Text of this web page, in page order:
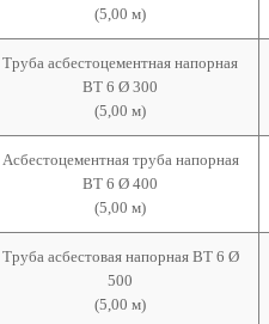
(5,00 м)
Труба асбестоцементная напорная
ВТ 6 Ø 300
(5,00 м)
Асбестоцементная труба напорная
ВТ 6 Ø 400
(5,00 м)
Труба асбестовая напорная ВТ 6 Ø
500
(5,00 м)